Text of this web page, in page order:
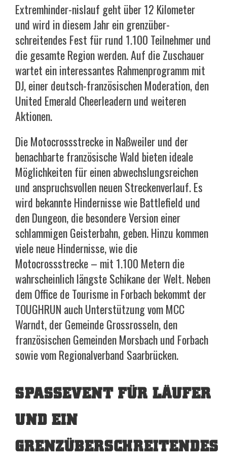
Extremhinder-nislauf geht über 12 Kilometer
und wird in diesem Jahr ein grenzüber-
schreitendes Fest für rund 1.100 Teilnehmer und
die gesamte Region werden. Auf die Zuschauer
wartet ein interessantes Rahmenprogramm mit
DJ, einer deutsch-französischen Moderation, den
United Emerald Cheerleadern und weiteren
Aktionen.
Die Motocrossstrecke in Naßweiler und der
benachbarte französische Wald bieten ideale
Möglichkeiten für einen abwechslungsreichen
und anspruchsvollen neuen Streckenverlauf. Es
wird bekannte Hindernisse wie Battlefield und
den Dungeon, die besondere Version einer
schlammigen Geisterbahn, geben. Hinzu kommen
viele neue Hindernisse, wie die
Motocrossstrecke – mit 1.100 Metern die
wahrscheinlich längste Schikane der Welt. Neben
dem Office de Tourisme in Forbach bekommt der
TOUGHRUN auch Unterstützung vom MCC
Warndt, der Gemeinde Grossrosseln, den
französischen Gemeinden Morsbach und Forbach
sowie vom Regionalverband Saarbrücken.
SPASSEVENT FÜR LÄUFER U
ND EIN G
RENZÜBERSCHREITENDES D